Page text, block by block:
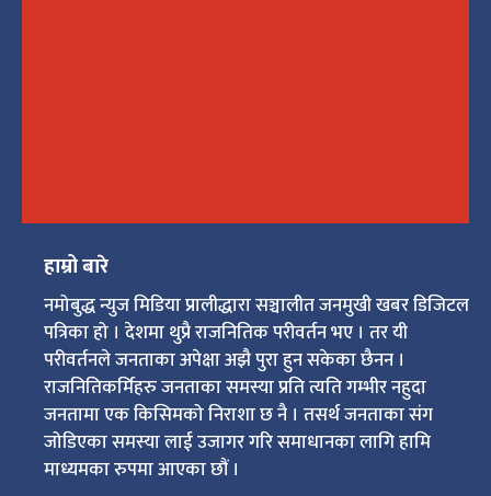
हाम्रो बारे
नमोबुद्ध न्युज मिडिया प्रालीद्धारा सञ्चालीत जनमुखी खबर डिजिटल
पत्रिका हो । देशमा थुप्रै राजनितिक परीवर्तन भए । तर यी
परीवर्तनले जनताका अपेक्षा अझै पुरा हुन सकेका छैनन ।
राजनितिकर्मिहरु जनताका समस्या प्रति त्यति गम्भीर नहुदा
जनतामा एक किसिमको निराशा छ नै । तसर्थ जनताका संग
जोडिएका समस्या लाई उजागर गरि समाधानका लागि हामि
माध्यमका रुपमा आएका छौं ।